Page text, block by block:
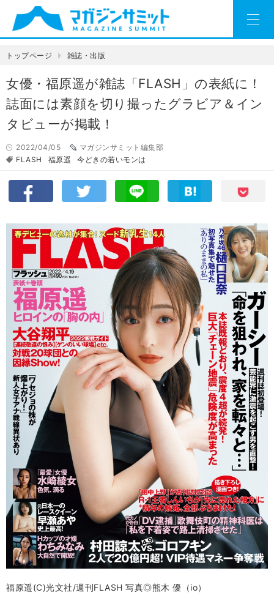
トップページ 雑誌・出版
女優・福原遥が雑誌「FLASH」の表紙に！
誌面には素顔を切り撮ったグラビア＆イン
タビューが掲載！
2022/04/05
マガジンサミット編集部
FLASH
福原遥 今どきの若いモンは
福原遥(C)光文社/週刊FLASH 写真◎熊木 優（io）